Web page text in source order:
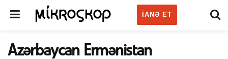
IANƏ ET
Azərbaycan Ermənistan